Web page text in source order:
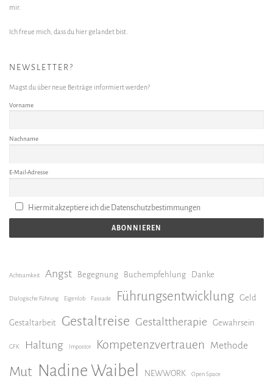
mir.
Ich freue mich, dass du hier gelandet bist.
NEWSLETTER?
Magst du über neue Beiträge informiert werden?
Vorname
Nachname
E-Mail-Adresse
Hiermit akzeptiere ich die Datenschutzbestimmungen
Achtsamkeit Angst Begegnung Buchempfehlung Danke
Dialogische Führung Eigenlob Fassade Führungsentwicklung Geld
Gestaltarbeit Gestaltreise Gestalttherapie Gewahrsein
GFK Haltung Impostor Kompetenzvertrauen Methode
Mut Nadine Waibel NEWWORK Open Space